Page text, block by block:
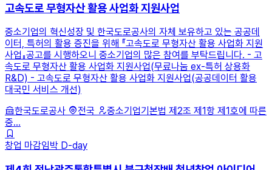
고속도로 무형자산 활용 사업화 지원사업
중소기업의 혁신성장 및 한국도로공사의 자체 보유하고 있는 공공데
이터, 특허의 활용 증진을 위해 『고속도로 무형자산 활용 사업화 지원
사업』공고를 시행하오니 중소기업의 많은 참여를 부탁드립니다. - 고
속도로 무형자산 활용 사업화 지원사업(무료나눔 ex-특허 상용화
R&D) - 고속도로 무형자산 활용 사업화 지원사업(공공데이터 활용
대국민 서비스 개선)
한국도로공사
전국
중소기업기본법 제2조 제1항 제1호에 따른
중...
창업 마감임박 D-day